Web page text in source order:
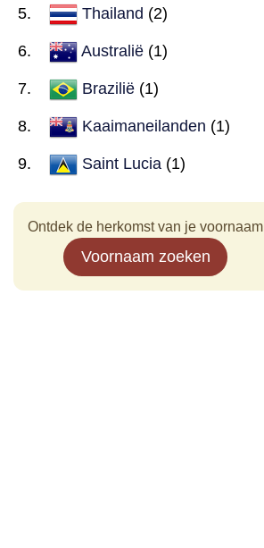
Thailand (2)
Australië (1)
Brazilië (1)
Kaaimaneilanden (1)
Saint Lucia (1)
Ontdek de herkomst van je voornaam
Voornaam zoeken